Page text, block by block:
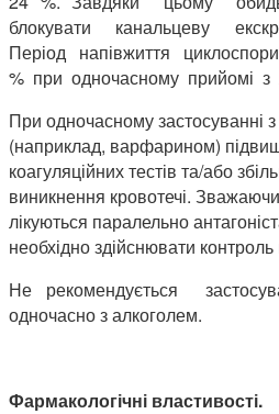
блокувати канальцеву
Період напівжиття
% при одночасному прийомі з
При одночасному застосуванні з
(наприклад, варфарином)
коагуляційних тестів та/або
виникнення кровотечі.
лікуються паралельно
необхідно здійснювати контроль
Не рекомендується
одночасно з алкоголем.
Фармакологічні властивості.